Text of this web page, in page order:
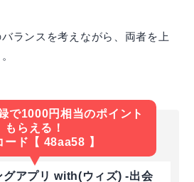
ランスを考えながら、両者を上
で1000円相当のポイント
もらえる！
ード【 48aa58 】
グアプリ with(ウィズ) -出会